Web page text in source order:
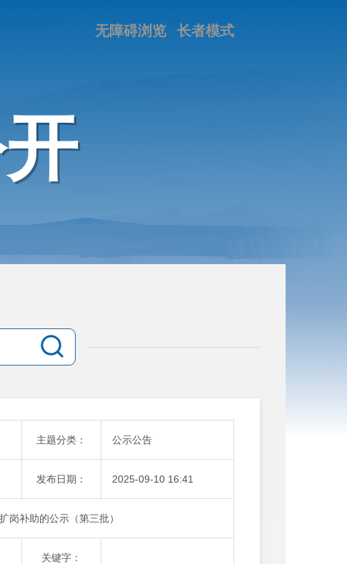
长者模式
无障碍浏览
主题分类： 公示公告
发布日期： 2025-09-10 16:41
岗补助的公示（第三批）
关键字：